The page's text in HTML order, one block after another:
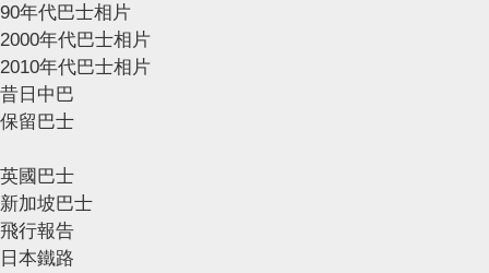
90年代巴士相片
2000年代巴士相片
2010年代巴士相片
昔日中巴
保留巴士
英國巴士
新加坡巴士
飛行報告
日本鐵路